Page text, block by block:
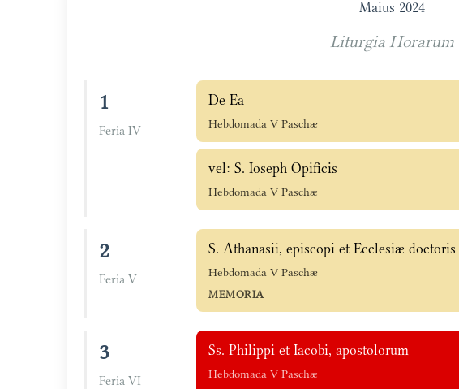
Maius 2024
Liturgia Horarum
1
Feria IV
De Ea
Hebdomada V Paschæ
vel: S. Ioseph Opificis
Hebdomada V Paschæ
2
Feria V
S. Athanasii, episcopi et Ecclesiæ doctoris
Hebdomada V Paschæ
MEMORIA
3
Feria VI
Ss. Philippi et Iacobi, apostolorum
Hebdomada V Paschæ